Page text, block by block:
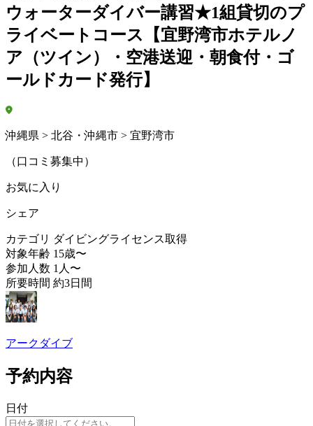
ウォーターダイバー講習★1組貸切のプ
ライベートコース【宜野湾市ホテルノ
ア（ツイン）・空港送迎・朝食付・ゴ
ールドカード発行】
沖縄県 > 北谷・沖縄市 > 宜野湾市
（口コミ募集中）
お気に入り
シェア
カテゴリ ダイビングライセンス取得
対象年齢 15歳〜
参加人数 1人〜
所要時間 約3日間
アークダイブ
予約内容
日付